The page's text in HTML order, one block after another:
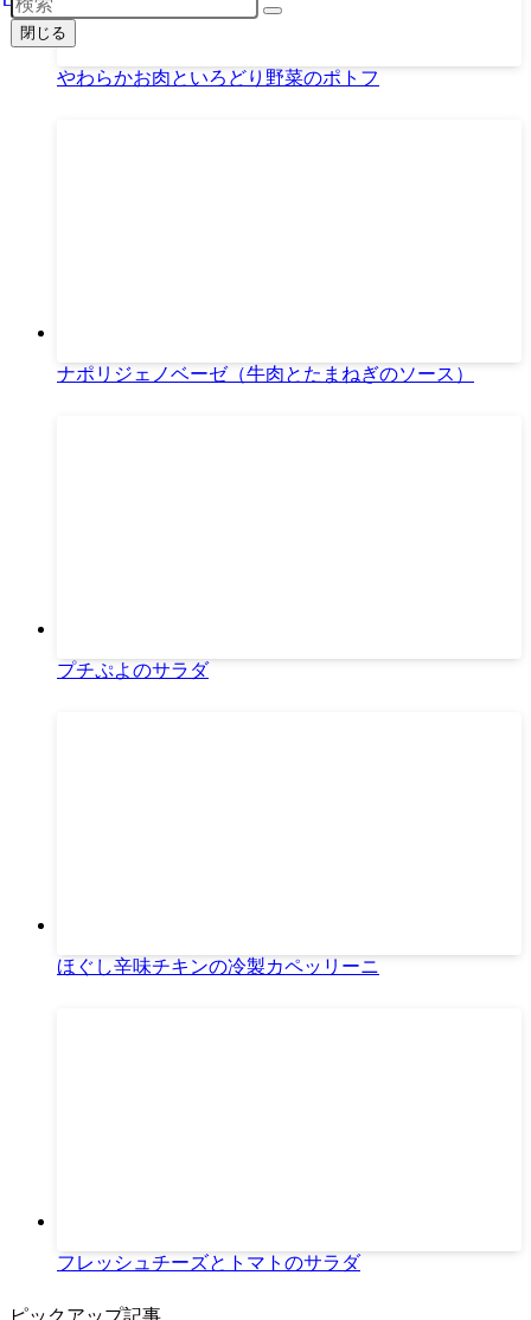
やわらかお肉といろどり野菜のポトフ
ナポリジェノベーゼ（牛肉とたまねぎのソース）
プチぷよのサラダ
ほぐし辛味チキンの冷製カペッリーニ
フレッシュチーズとトマトのサラダ
閉じる